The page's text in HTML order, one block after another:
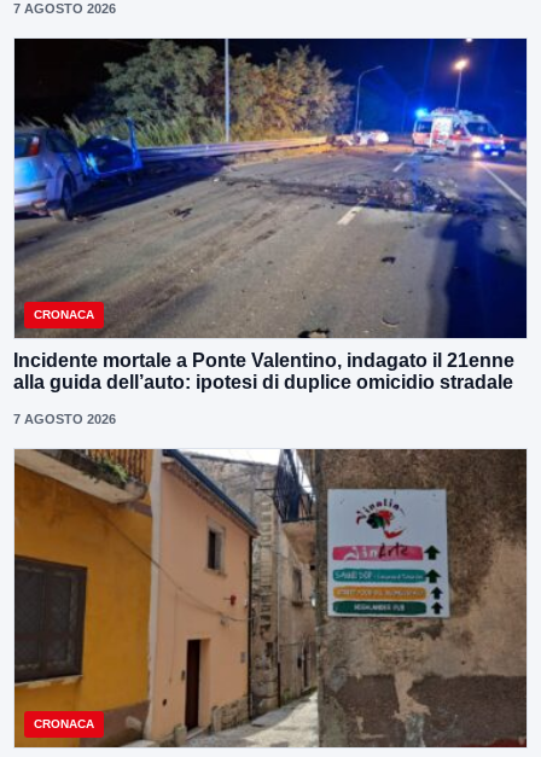
7 AGOSTO 2026
CRONACA
Incidente mortale a Ponte Valentino, indagato il 21enne
alla guida dell’auto: ipotesi di duplice omicidio stradale
7 AGOSTO 2026
CRONACA